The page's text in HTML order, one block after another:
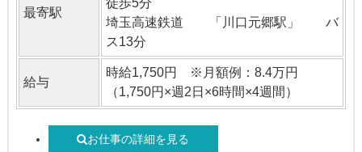
最寄駅
徒歩5分
埼玉高速鉄道 「川口元郷駅」 バ
ス13分
給与
時給1,750円 ※月額例：8.4万円
（1,750円×週2日×6時間×4週間）
お仕事の詳細を見る